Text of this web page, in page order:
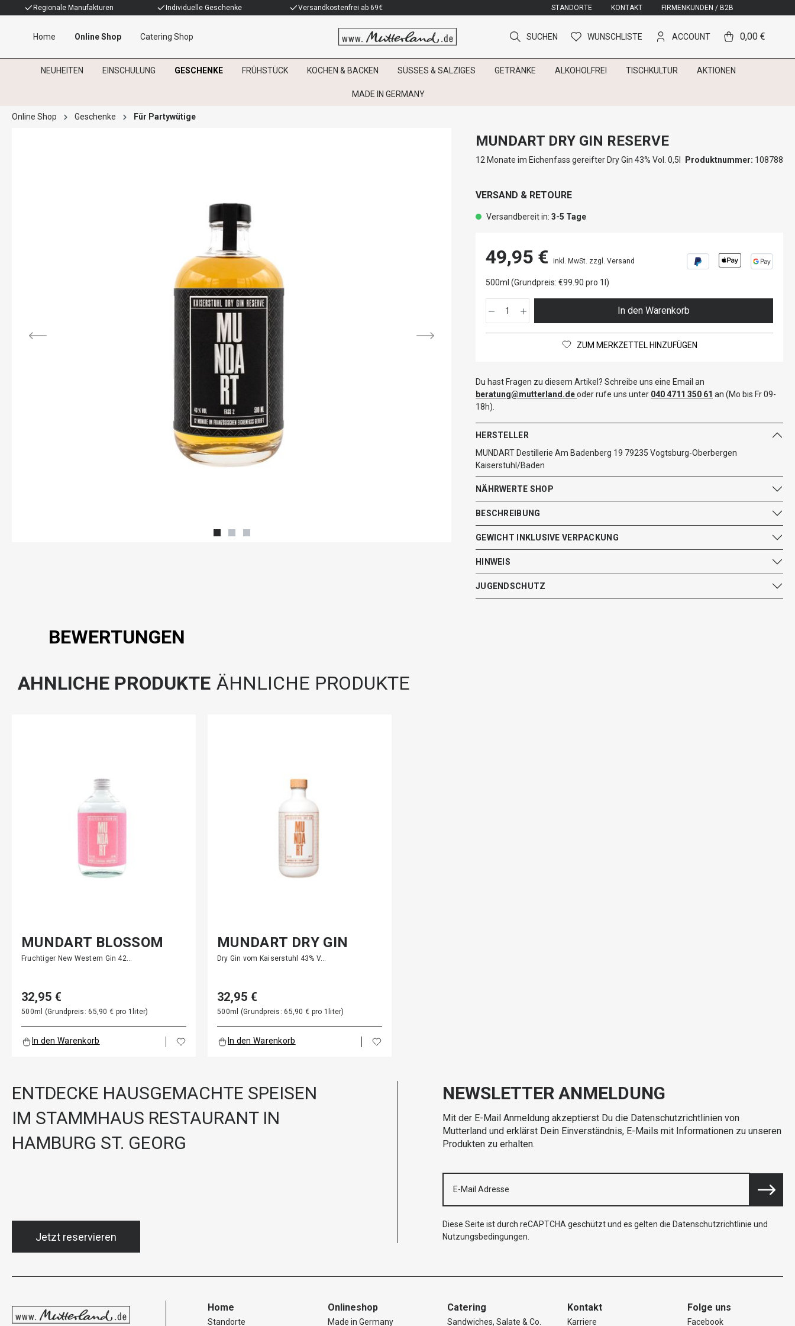
Regionale Manufakturen Individuelle Geschenke Versandkostenfrei ab 69€ STANDORTE KONTAKT FIRMENKUNDEN / B2B
Home Online Shop Catering Shop SUCHEN WUNSCHLISTE ACCOUNT 0,00 €
NEUHEITEN EINSCHULUNG GESCHENKE FRÜHSTÜCK KOCHEN & BACKEN SÜSSES & SALZIGES GETRÄNKE ALKOHOLFREI TISCHKULTUR AKTIONEN
MADE IN GERMANY
Online Shop Geschenke Für Partywütige
MUNDART DRY GIN RESERVE
12 Monate im Eichenfass gereifter Dry Gin 43% Vol. 0,5l Produktnummer: 108788
VERSAND & RETOURE
Versandbereit in: 3-5 Tage
49,95 € inkl. MwSt. zzgl. Versand
500ml (Grundpreis: €99.90 pro 1l)
In den Warenkorb
ZUM MERKZETTEL HINZUFÜGEN
Du hast Fragen zu diesem Artikel? Schreibe uns eine Email an
beratung@mutterland.deoder rufe uns unter 040 4711 350 61 an (Mo bis Fr 09-
18h).
HERSTELLER
MUNDART Destillerie Am Badenberg 19 79235 Vogtsburg-Oberbergen
Kaiserstuhl/Baden
NÄHRWERTE SHOP
BESCHREIBUNG
GEWICHT INKLUSIVE VERPACKUNG
HINWEIS
JUGENDSCHUTZ
BEWERTUNGEN
AHNLICHE PRODUKTE ÄHNLICHE PRODUKTE
MUNDART BLOSSOM
GIN
Fruchtiger New Western Gin 42…
32,95 €
500ml (Grundpreis: 65,90 € pro 1liter)
In den Warenkorb
MUNDART DRY GIN
Dry Gin vom Kaiserstuhl 43% V…
32,95 €
500ml (Grundpreis: 65,90 € pro 1liter)
In den Warenkorb
ENTDECKE HAUSGEMACHTE SPEISEN
IM STAMMHAUS RESTAURANT IN
HAMBURG ST. GEORG
Jetzt reservieren
NEWSLETTER ANMELDUNG
Mit der E-Mail Anmeldung akzeptierst Du die Datenschutzrichtlinien von
Mutterland und erklärst Dein Einverständnis, E-Mails mit Informationen zu unseren
Produkten zu erhalten.
Diese Seite ist durch reCAPTCHA geschützt und es gelten die Datenschutzrichtlinie und
Nutzungsbedingungen
Home
Standorte
Onlineshop
Made in Germany
Catering
Sandwiches, Salate & Co.
Kontakt
Karriere
Folge uns
Facebook